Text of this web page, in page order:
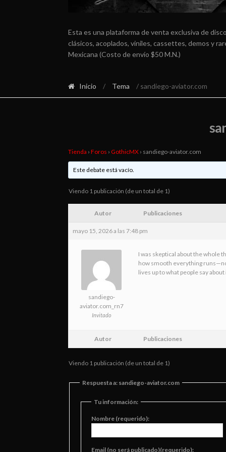
Esta es una plataforma de venta exclusiva de
clásicos, acoplados, viniles, cassettes, demos y
Mexicana (Costo de envío $50 M.N.)
Inicio / Tema / sandiego-aviator.com
Tienda › Foros › GothicMX › sandiego-aviator.com
Este debate está vacío.
Viendo 1 publicación (de un total de 1)
Autor Publicaciones
mayo 15, 2026 a las 7:48 pm
sandiego-
aviator.com_rn7
Invitado
I was skeptical about the whole
how smooth everything
lives up to what people say about
Autor Publicaciones
Viendo 1 publicación (de un total de 1)
Respuesta a: sandiego-aviator.com
Tu información:
Nombre (requerido):
Email (no será publicado)(requerido):